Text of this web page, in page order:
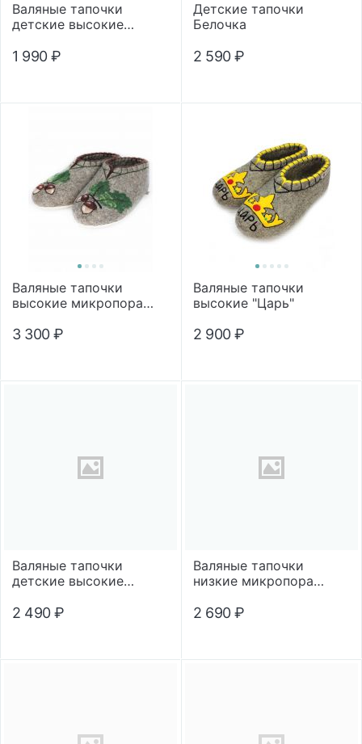
Валяные тапочки
детские высокие
"Медвежонок"
1 990 ₽
Детские тапочки
Белочка
2 590 ₽
Валяные тапочки
высокие микропора
3 300 ₽
Валяные тапочки
высокие "Царь"
2 900 ₽
Валяные тапочки
детские высокие
"Медвежонок"
2 490 ₽
Валяные тапочки
низкие микропора
2 690 ₽